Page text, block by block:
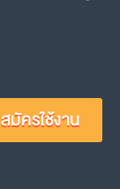
สมัครใช้งาน